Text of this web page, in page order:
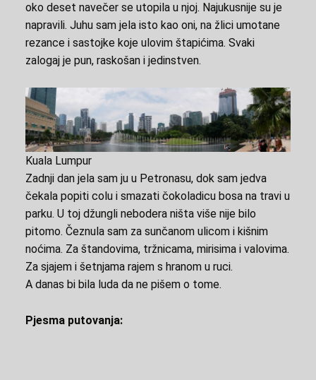
oko deset navečer se utopila u njoj. Najukusnije su je
napravili. Juhu sam jela isto kao oni, na žlici umotane
rezance i sastojke koje ulovim štapićima. Svaki
zalogaj je pun, raskošan i jedinstven.
Kuala Lumpur
Zadnji dan jela sam ju u Petronasu, dok sam jedva
čekala popiti colu i smazati čokoladicu bosa na travi u
parku. U toj džungli nebodera ništa više nije bilo
pitomo. Čeznula sam za sunčanom ulicom i kišnim
noćima. Za štandovima, tržnicama, mirisima i valovima.
Za sjajem i šetnjama rajem s hranom u ruci.
A danas bi bila luda da ne pišem o tome.
Pjesma putovanja: